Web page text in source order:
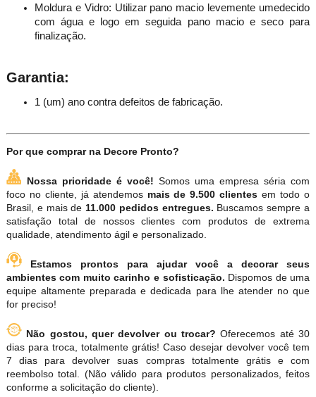
Moldura e Vidro: Utilizar pano macio levemente umedecido
com água e logo em seguida pano macio e seco para
finalização.
Garantia:
1 (um) ano contra defeitos de fabricação.
Por que comprar na Decore Pronto?
Nossa prioridade é você! Somos uma empresa séria com
foco no cliente, já atendemos mais de 9.500 clientes em todo o
Brasil, e mais de 11.000 pedidos entregues. Buscamos sempre a
satisfação total de nossos clientes com produtos de extrema
qualidade, atendimento ágil e personalizado.
Estamos prontos para ajudar você a decorar seus
ambientes com muito carinho e sofisticação. Dispomos de uma
equipe altamente preparada e dedicada para lhe atender no que
for preciso!
Não gostou, quer devolver ou trocar?Oferecemos até 30
dias para troca, totalmente grátis! Caso desejar devolver você tem
7 dias para devolver suas compras totalmente grátis e com
reembolso total. (Não válido para produtos personalizados, feitos
conforme a solicitação do cliente).